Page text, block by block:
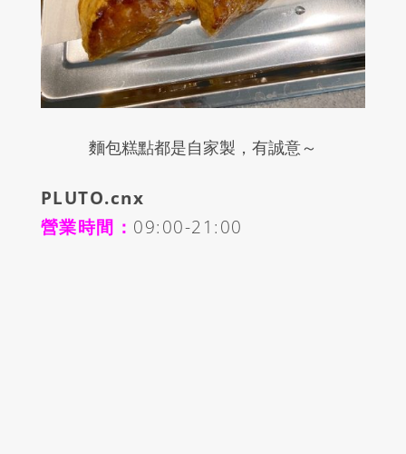
麵包糕點都是自家製，有誠意～
PLUTO.cnx
營業時間： 09:00-21:00